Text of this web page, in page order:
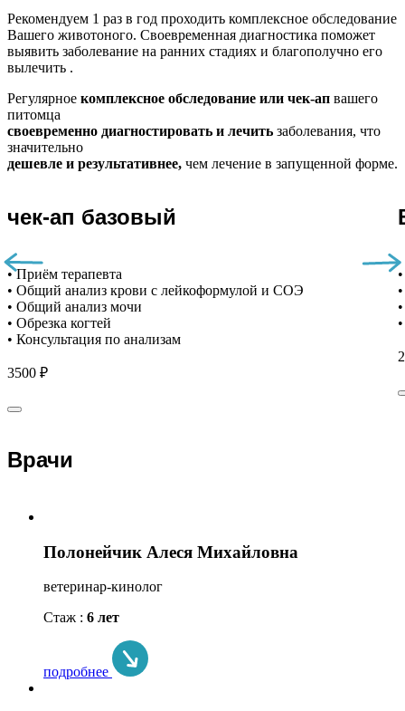
Рекомендуем 1 раз в год проходить комплексное обследование
Вашего животоного. Своевременная диагностика поможет
выявить заболевание на ранних стадиях и благополучно его
вылечить .
Регулярное комплексное обследование или чек-ап вашего
питомца
своевременно диагностировать и лечить заболевания, что
значительно
дешевле и результативнее, чем лечение в запущенной форме.
чек-ап базовый
• Приём терапевта
• Общий анализ крови с лейкоформулой и СОЭ
• Общий анализ мочи
• Обрезка когтей
• Консультация по анализам
3500 ₽
Врачи
Полонейчик Алеся Михайловна
ветеринар-кинолог
Стаж : 6 лет
подробнее